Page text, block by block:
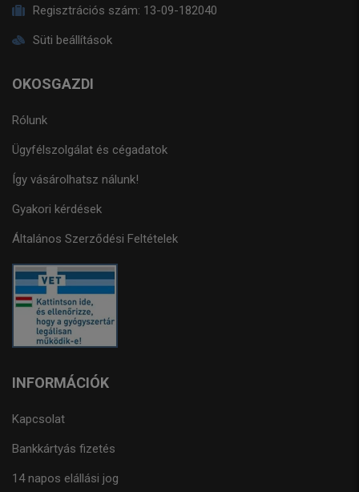
Regisztrációs szám: 13-09-182040
Süti beállítások
OKOSGAZDI
Rólunk
Ügyfélszolgálat és cégadatok
Így vásárolhatsz nálunk!
Gyakori kérdések
Általános Szerződési Feltételek
INFORMÁCIÓK
Kapcsolat
Bankkártyás fizetés
14 napos elállási jog